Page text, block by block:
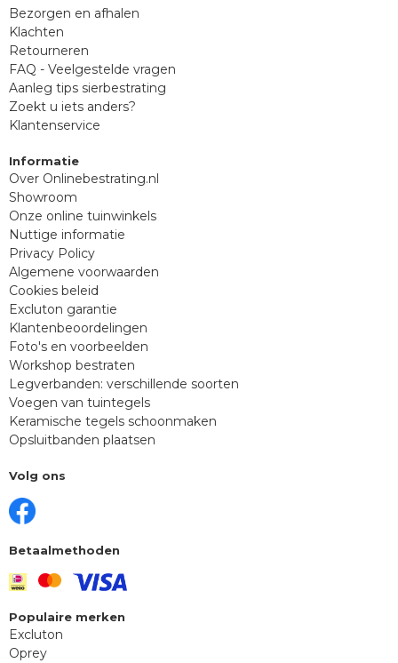
Bezorgen en afhalen
Klachten
Retourneren
FAQ - Veelgestelde vragen
Aanleg tips sierbestrating
Zoekt u iets anders?
Klantenservice
Informatie
Over Onlinebestrating.nl
Showroom
Onze online tuinwinkels
Nuttige informatie
Privacy Policy
Algemene voorwaarden
Cookies beleid
Excluton garantie
Klantenbeoordelingen
Foto's en voorbeelden
Workshop bestraten
Legverbanden: verschillende soorten
Voegen van tuintegels
Keramische tegels schoonmaken
Opsluitbanden plaatsen
Volg ons
Betaalmethoden
Populaire merken
Excluton
Oprey